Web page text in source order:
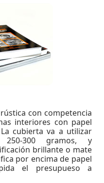
con competencia
interiores con papel
cubierta va a utilizar
300 gramos, y
brillante o mate
por encima de papel
el presupueso a